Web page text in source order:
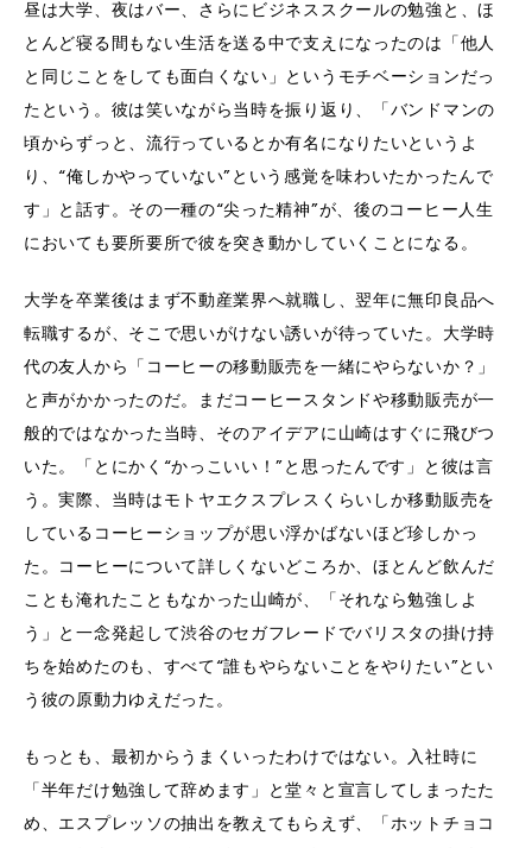
昼は大学、夜はバー、さらにビジネススクールの勉強と、ほ
とんど寝る間もない生活を送る中で支えになったのは「他人
と同じことをしても面白くない」というモチベーションだっ
たという。彼は笑いながら当時を振り返り、「バンドマンの
頃からずっと、流行っているとか有名になりたいというよ
り、“俺しかやっていない”という感覚を味わいたかったんで
す」と話す。その一種の“尖った精神”が、後のコーヒー人生
においても要所要所で彼を突き動かしていくことになる。
大学を卒業後はまず不動産業界へ就職し、翌年に無印良品へ
転職するが、そこで思いがけない誘いが待っていた。大学時
代の友人から「コーヒーの移動販売を一緒にやらないか？」
と声がかかったのだ。まだコーヒースタンドや移動販売が一
般的ではなかった当時、そのアイデアに山崎はすぐに飛びつ
いた。「とにかく“かっこいい！”と思ったんです」と彼は言
う。実際、当時はモトヤエクスプレスくらいしか移動販売を
しているコーヒーショップが思い浮かばないほど珍しかっ
た。コーヒーについて詳しくないどころか、ほとんど飲んだ
ことも淹れたこともなかった山崎が、「それなら勉強しよ
う」と一念発起して渋谷のセガフレードでバリスタの掛け持
ちを始めたのも、すべて“誰もやらないことをやりたい”とい
う彼の原動力ゆえだった。
もっとも、最初からうまくいったわけではない。入社時に
「半年だけ勉強して辞めます」と堂々と宣言してしまったた
め、エスプレッソの抽出を教えてもらえず、「ホットチョコ